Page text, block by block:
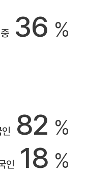
36 %
82 %
인 18 %